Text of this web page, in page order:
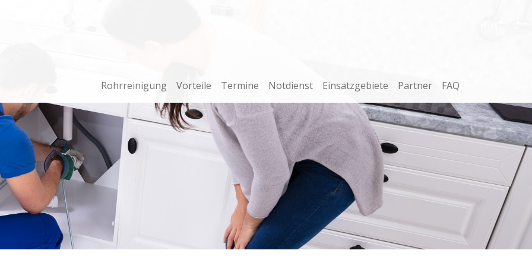
Rohrreinigung Vorteile Termine Notdienst Einsatzgebiete Partner FAQ